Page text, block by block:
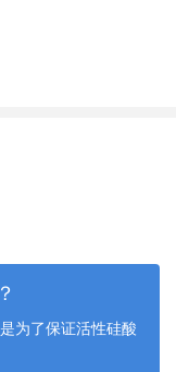
为了保证活性硅酸